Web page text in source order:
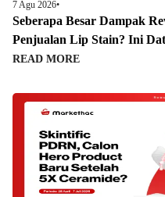
7 Agu 2026•
Seberapa Besar Dampak
Penjualan Lip Stain? Ini
READ MORE